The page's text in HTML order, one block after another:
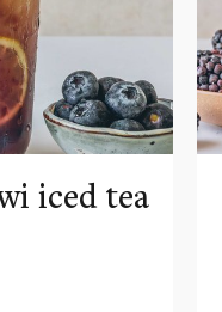
iced tea